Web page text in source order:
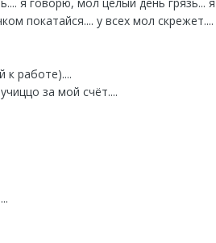
я говорю, мол целый день грязь...
покатайся.... у всех мол скрежет....
к работе)....
за мой счёт....